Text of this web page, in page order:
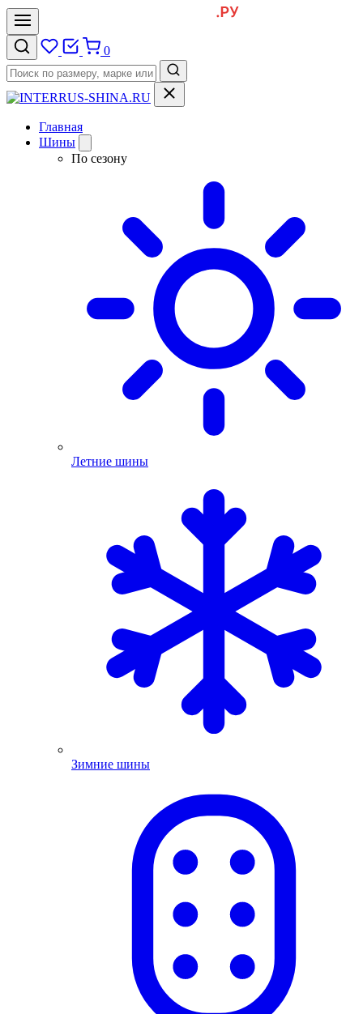
0
Главная
Шины
По сезону
Летние шины
Зимние шины